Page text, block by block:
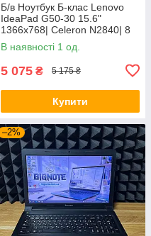
Б/в Ноутбук Б-клас Lenovo
IdeaPad G50-30 15.6"
1366x768| Celeron N2840| 8
GB RAM| 128 GB SSD| HD
В наявності 1 од.
5 075 ₴ 5 175 ₴
Купити
–2%